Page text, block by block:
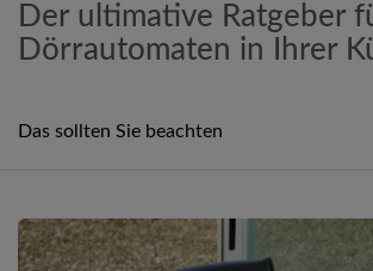
Der ultimative Ratgeber
Dörrautomaten in Ihrer
Das sollten Sie beachten